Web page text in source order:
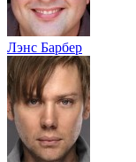
Лэнс Барбер